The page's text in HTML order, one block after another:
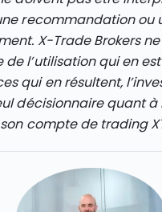
recommandation ou
X-Trade Brokers
de l’utilisation qui en
qui en résultent,
décisionnaire quant à
compte de trading